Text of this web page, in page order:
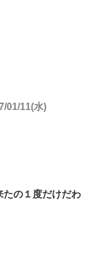
01/11(水)
たの１度だけだわ